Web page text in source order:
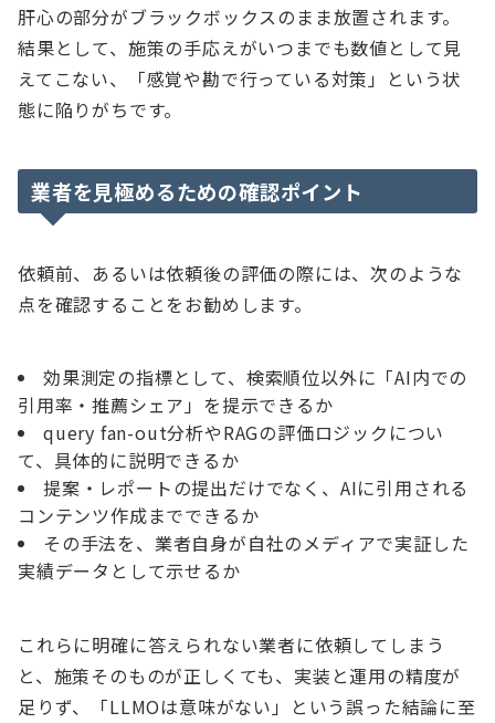
肝心の部分がブラックボックスのまま放置されます。
結果として、施策の手応えがいつまでも数値として見
えてこない、「感覚や勘で行っている対策」という状
態に陥りがちです。
業者を見極めるための確認ポイント
依頼前、あるいは依頼後の評価の際には、次のような
点を確認することをお勧めします。
効果測定の指標として、検索順位以外に「AI内での
引用率・推薦シェア」を提示できるか
query fan-out分析やRAGの評価ロジックについ
て、具体的に説明できるか
提案・レポートの提出だけでなく、AIに引用される
コンテンツ作成までできるか
その手法を、業者自身が自社のメディアで実証した
実績データとして示せるか
これらに明確に答えられない業者に依頼してしまう
と、施策そのものが正しくても、実装と運用の精度が
足りず、「LLMOは意味がない」という誤った結論に至